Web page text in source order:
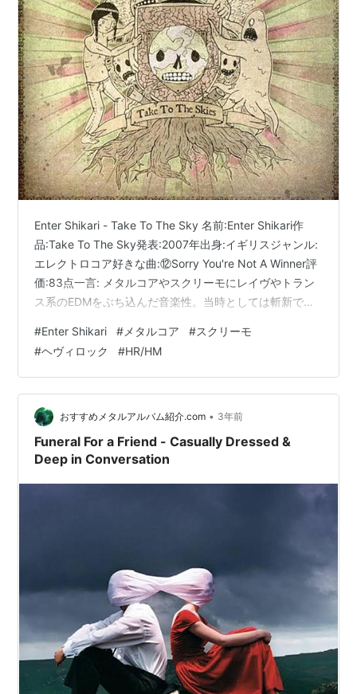
Enter Shikari - Take To The Sky 名前:Enter Shikari作
品:Take To The Sky発表:2007年出身:イギリスジャンル:
エレクトロコア好きな曲:⑫Sorry You're Not A Winner評
価:83点一言: メタルコアやスクリーモにレイヴやトラン
ス系のEDMをぶち込んだ音楽性。当時としては斬新でイ
— おすすめメタルアルバム紹介するマン
(@OsusuMetalMan) 2024年2月13日 ランキング参加中
HM/HRランキング参加中メタル
#Enter Shikari # メタルコア #スクリーモ
#ヘヴィロック #HR/HM
おすすめメタルアルバム紹介.com • 3年前
Funeral For a Friend - Casually Dressed &
Deep in Conversation